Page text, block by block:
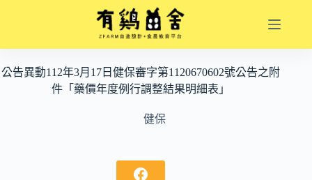
內
公告異動112年3月17日健保審字第1120670602號公告之附
件「藥價年度例行調整結果明細表」
健保